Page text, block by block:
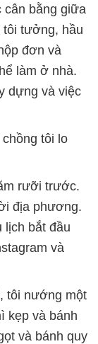
cân bằng giữa
tôi tưởng, hầu
đơn và
làm ở nhà.
dựng và việc
tôi lo
rưỡi trước.
địa phương.
lịch bắt đầu
và
tôi nướng một
kẹp và bánh
và bánh quy